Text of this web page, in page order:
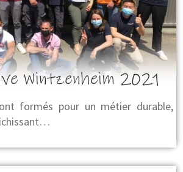
Wintzenheim 2021
formés pour un métier durable,